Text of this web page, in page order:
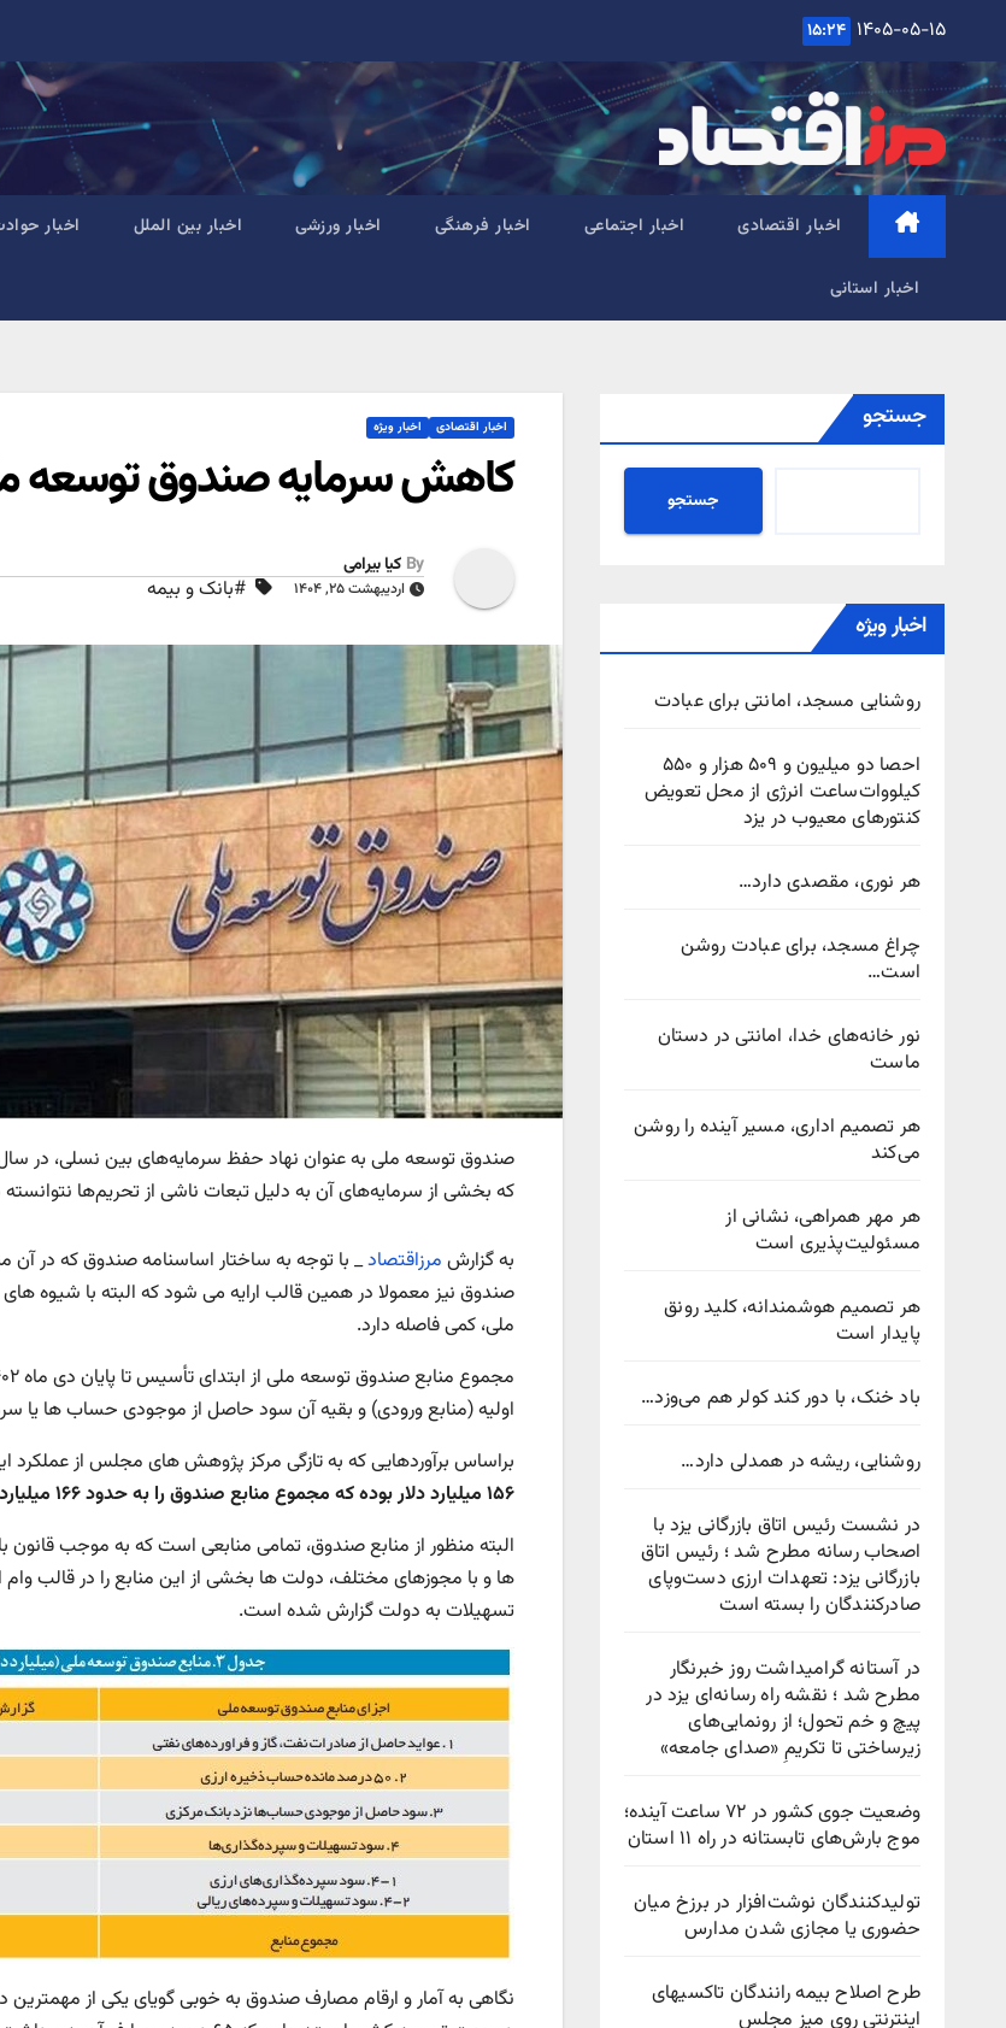
content
۱۴۰۵-۰۵-۱۵ ۱۵:۲۴
اخبار اقتصادی اخبار اجتماعی اخبار فرهنگی اخبار ورزشی اخبار بین الملل اخبار
اخبار استانی
جستجو
جستجو
اخبار ویژه
روشنایی مسجد، امانتی برای عبادت
احصا دو میلیون و ۵۰۹ هزار و ۵۵۰
کیلووات‌ساعت انرژی از محل تعویض
کنتورهای معیوب در یزد
هر نوری، مقصدی دارد…
چراغ مسجد، برای عبادت روشن
است…
نور خانه‌های خدا، امانتی در دستان
ماست
هر تصمیم اداری، مسیر آینده را روشن
می‌کند
هر مهر همراهی، نشانی از
مسئولیت‌پذیری است
هر تصمیم هوشمندانه، کلید رونق
پایدار است
باد خنک، با دور کند کولر هم می‌وزد…
روشنایی، ریشه در همدلی دارد…
در نشست رئیس اتاق بازرگانی یزد با
اصحاب رسانه مطرح شد ؛ رئیس اتاق
بازرگانی یزد: تعهدات ارزی دست‌وپای
صادرکنندگان را بسته است
در آستانه گرامیداشت روز خبرنگار
مطرح شد ؛ نقشه راه رسانه‌ای یزد در
پیچ‌ و خم تحول؛ از رونمایی‌های
زیرساختی تا تکریمِ «صدای جامعه»
وضعیت جوی کشور در ۷۲ ساعت آینده؛
موج بارش‌های تابستانه در راه ۱۱ استان
تولیدکنندگان نوشت‌افزار در برزخ میان
حضوری یا مجازی شدن مدارس
طرح اصلاح بیمه رانندگان تاکسیهای
اینترنتی روی میز مجلس
اخبار اقتصادی اخبار ویژه
کاهش سرمایه صندوق توسعه
By کیا بیرامی
اردیبهشت ۲۵, ۱۴۰۴ #بانک و بیمه
صندوق توسعه ملی به عنوان نهاد حفظ سرمایه‌های بین نسلی، در
که بخشی از سرمایه‌های آن به دلیل تبعات ناشی از تحریم‌ها
به گزارش مرزاقتصاد_ با توجه به ساختار اساسنامه صندوق که در
صندوق نیز معمولا در همین قالب ارایه می شود که البته با شیوه
ملی، کمی فاصله دارد.
اولیه (منابع ورودی) و بقیه آن سود حاصل از موجودی حساب ها یا
براساس برآوردهایی که به تازگی مرکز پژوهش های مجلس از
۱۵۶ میلیارد دلار بوده که مجموع منابع صندوق را به حدود ۱۶۶ میلیارد دلار ارتقا داده است.
البته منظور از منابع صندوق، تمامی منابعی است که به موجب
ها و با مجوزهای مختلف، دولت ها بخشی از این منابع را در قالب
تسهیلات به دولت گزارش شده است.
نگاهی به آمار و ارقام مصارف صندوق به خوبی گویای یکی از